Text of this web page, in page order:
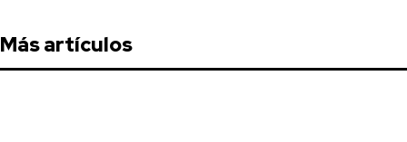
Más artículos